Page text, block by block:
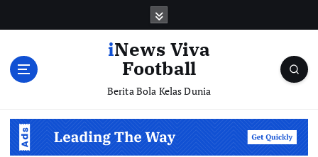
iNews Viva
Football
Berita Bola Kelas Dunia